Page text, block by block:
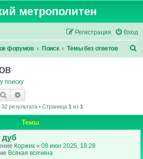
метрополитен
Вход
Регистрация
форумов Поиск Темы без ответов
поиску
Поиск
результата • Страница 1из 1
Темы
дуб
Коржик « 08 июн 2025, 18:28
Всякая всячина